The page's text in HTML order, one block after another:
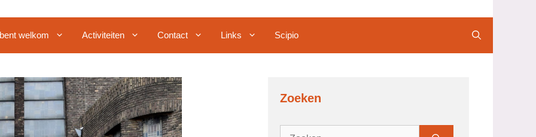
welkom Activiteiten Contact Links Scipio
Zoeken